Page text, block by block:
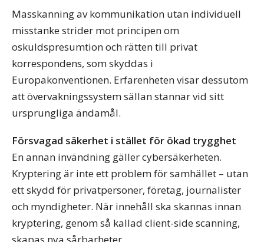
Masskanning av kommunikation utan individuell
misstanke strider mot principen om
oskuldspresumtion och rätten till privat
korrespondens, som skyddas i
Europakonventionen. Erfarenheten visar dessutom
att övervakningssystem sällan stannar vid sitt
ursprungliga ändamål.
Försvagad säkerhet i stället för ökad trygghet
En annan invändning gäller cybersäkerheten.
Kryptering är inte ett problem för samhället – utan
ett skydd för privatpersoner, företag, journalister
och myndigheter. När innehåll ska skannas innan
kryptering, genom så kallad client-side scanning,